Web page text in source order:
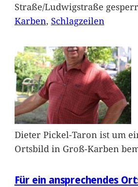
Straße/Ludwigstraße
Karben, Schlagzeilen
Dieter Pickel-Taron ist um
Ortsbild in Groß-Karben
Für ein ansprechendes